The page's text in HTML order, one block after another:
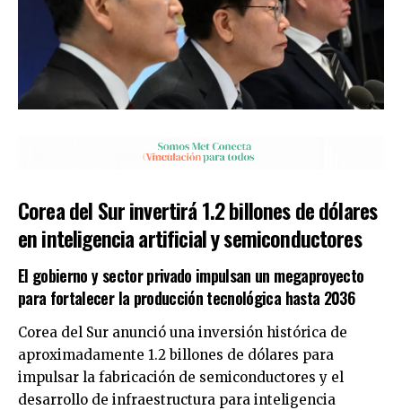
Corea del Sur invertirá 1.2 billones de dólares
en inteligencia artificial y semiconductores
El gobierno y sector privado impulsan un megaproyecto
para fortalecer la producción tecnológica hasta 2036
Corea del Sur anunció una inversión histórica de
aproximadamente 1.2 billones de dólares para
impulsar la fabricación de semiconductores y el
desarrollo de infraestructura para inteligencia